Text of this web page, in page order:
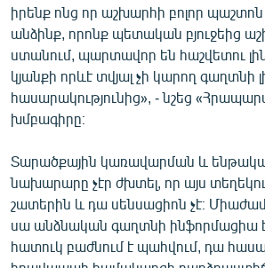
իրենք ոնց որ աշխարհի բոլոր
անձինք, որոնք պետական բյուջեից
ստանում, պարտավոր են հաշվետու
կյանքի որևէ տվյալ չի կարող գաղտնի
հասարակությունից», - նշեց
խմբագիրը։
Տարածքային կառավարման և
նախարարը չէր ժխտել, որ այս
շատերին և դա սենսացիոն չէ։
սա անձնական գաղտնի ինֆորմացիա
հատուկ բաժնում է պահվում, դա